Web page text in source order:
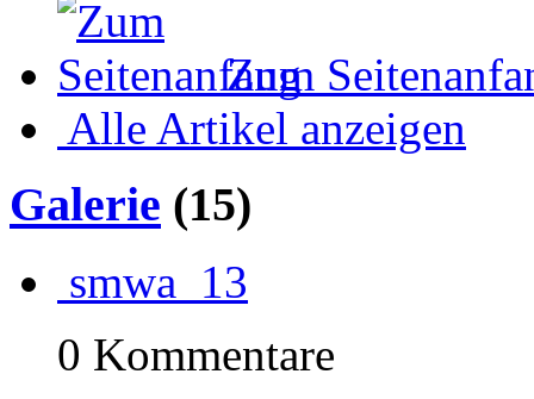
Zum
Alle Artikel anzeigen
Galerie (15)
smwa_13
0 Kommentare